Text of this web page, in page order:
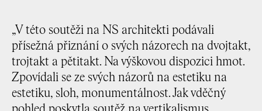
„V této soutěži na NS architekti podávali
přísežná přiznání o svých názorech na dvojtakt,
trojtakt a pětitakt. Na výškovou dispozici hmot.
Zpovídali se ze svých názorů na estetiku na
estetiku, sloh, monumentálnost. Jak vděčný